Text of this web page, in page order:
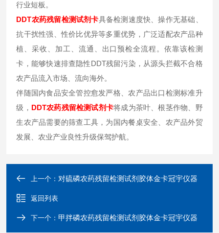
行业短板。
DDT农药残留检测试剂卡具备检测速度快、操作无基础、
抗干扰性强、性价比优异等多重优势，广泛适配农产品种
植、采收、加工、流通、出口预检全流程。依靠该检测
卡，能够快速排查隐性DDT残留污染，从源头拦截不合格
农产品流入市场、流向海外。
伴随国内食品安全管控愈发严格、农产品出口检测标准升
级， DDT农药残留检测试剂卡将成为茶叶、根茎作物、野
生农产品需要的筛查工具，为国内餐桌安全、农产品外贸
发展、农业产业良性升级保驾护航。
上一个： 对硫磷农药残留检测试剂胶体金卡冠宇仪器
返回列表
下一个： 甲拌磷农药残留检测试剂胶体金卡冠宇仪器